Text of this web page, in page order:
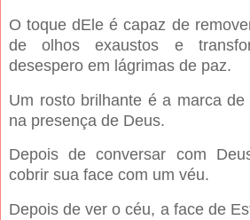
O toque dEle é capaz de
de olhos exaustos e
desespero em lágrimas de paz.
Um rosto brilhante é a marca
na presença de Deus.
Depois de conversar com
cobrir sua face com um véu.
Depois de ver o céu, a face de